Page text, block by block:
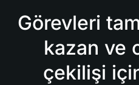
Görevleri
kazan ve
çekilişi